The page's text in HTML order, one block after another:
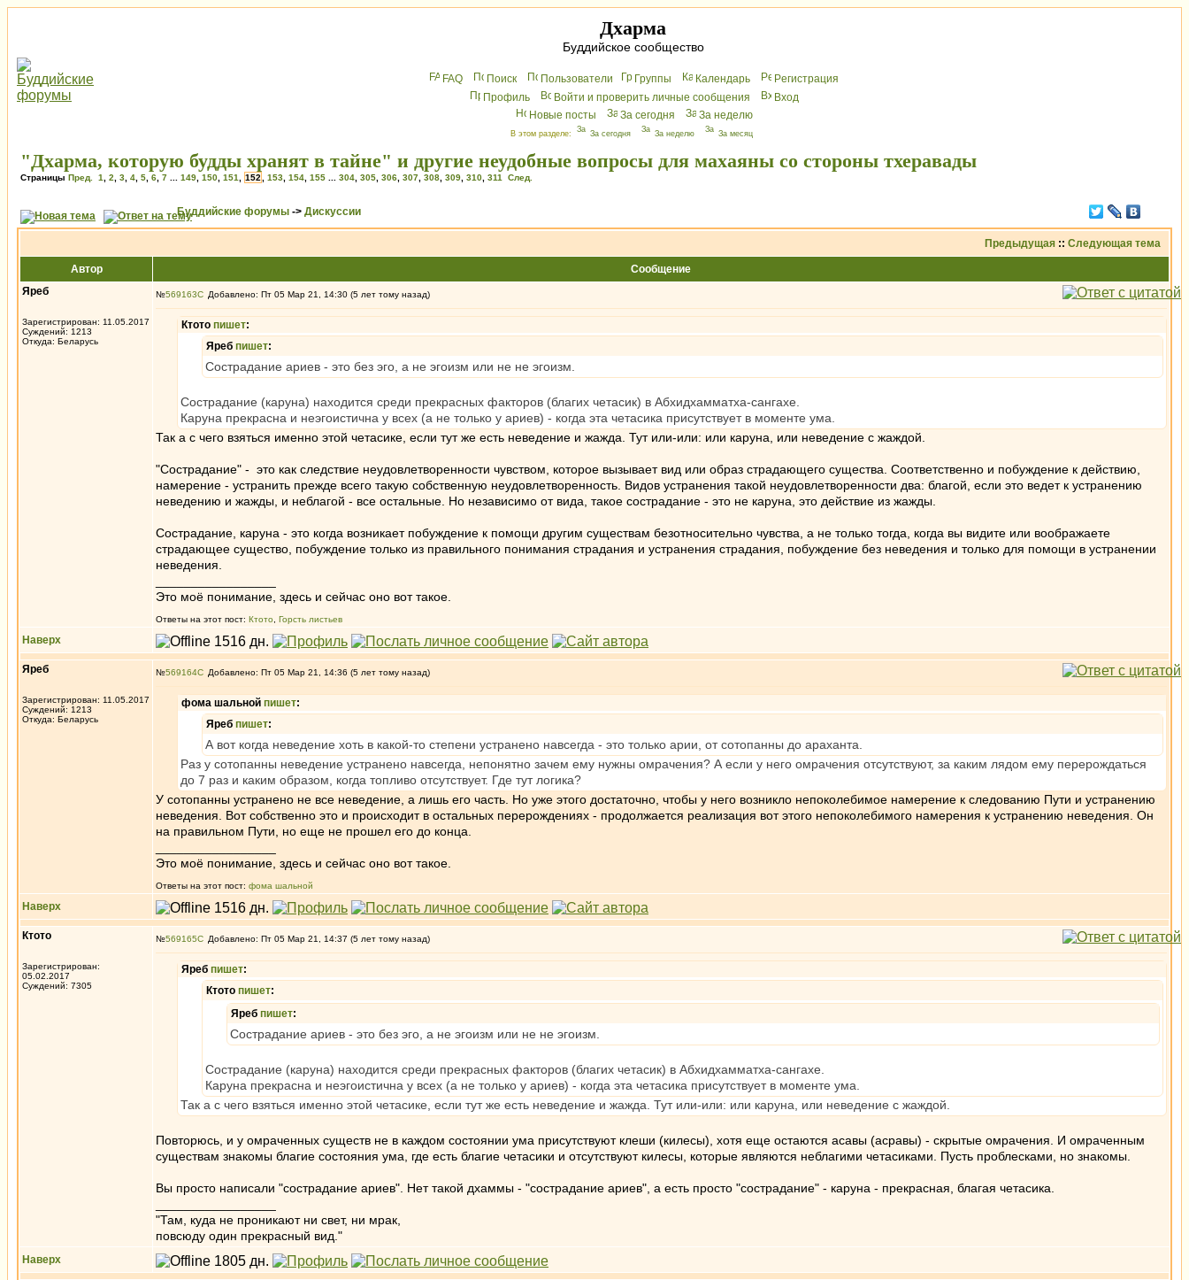
Дхарма
Буддийское сообщество
FAQ Поиск Пользователи Группы Календарь
Peгиcтрaция
Профиль
Войти и проверить личные сообщения
Вхoд
Новые посты
За сегодня За неделю
В этом разделе: За сегодня За неделю За месяц
"Дхарма, которую будды хранят в тайне" и другие неудобные вопросы для махаяны со стороны тхеравады
Страницы Пред. 1 2 3 4 5 6 7 149 150 151 152 153 154 155 304 305 306 307 308 309 310 311 След.
Буддийские форумы -> Дискуссии
Предыдущая :: Следующая тема
Автор
Сообщение
Яреб
Зарегистрирован: 11.05.2017
Суждений: 1213
Откуда: Беларусь
№569163 Добавлено: Пт 05 Мар 21, 14:30 (5 лет тому назад)
Ктото пишет:
Яреб пишет:
Сострадание ариев - это без эго, а не эгоизм или не не эгоизм.
Сострадание (каруна) находится среди прекрасных факторов (благих четасик) в Абхидхамматха-сангахе.
Каруна прекрасна и неэгоистична у всех (а не только у ариев) - когда эта четасика присутствует в моменте ума.
Так а с чего взяться именно этой четасике, если тут же есть неведение и жажда. Тут или-или: или каруна, или неведение с жаждой.
"Сострадание" - это как следствие неудовлетворенности чувством, которое вызывает вид или образ страдающего существа. Соответственно и побуждение к действию,
намерение - устранить прежде всего такую собственную неудовлетворенность. Видов устранения такой неудовлетворенности два: благой, если это ведет к устранению
неведению и жажды, и неблагой - все остальные. Но независимо от вида, такое сострадание - это не каруна, это действие из жажды.
Сострадание, каруна - это когда возникает побуждение к помощи другим существам безотносительно чувства, а не только тогда, когда вы видите или воображаете
страдающее существо, побуждение только из правильного понимания страдания и устранения страдания, побуждение без неведения и только для помощи в устранении
неведения.
Это моё понимание, здесь и сейчас оно вот такое.
Ответы на этот пост: Ктото Горсть листьев
Наверх
Яреб
Зарегистрирован: 11.05.2017
Суждений: 1213
Откуда: Беларусь
№569164 Добавлено: Пт 05 Мар 21, 14:36 (5 лет тому назад)
фома шальной пишет:
Яреб пишет:
А вот когда неведение хоть в какой-то степени устранено навсегда - это только арии, от сотопанны до араханта.
Раз у сотопанны неведение устранено навсегда, непонятно зачем ему нужны омрачения? А если у него омрачения отсутствуют, за каким лядом ему перерождаться
до 7 раз и каким образом, когда топливо отсутствует. Где тут логика?
У сотопанны устранено не все неведение, а лишь его часть. Но уже этого достаточно, чтобы у него возникло непоколебимое намерение к следованию Пути и устранению
неведения. Вот собственно это и происходит в остальных перерождениях - продолжается реализация вот этого непоколебимого намерения к устранению неведения. Он
на правильном Пути, но еще не прошел его до конца.
Это моё понимание, здесь и сейчас оно вот такое.
Ответы на этот пост: фома шальной
Наверх
Ктото
Зарегистрирован:
05.02.2017
Суждений: 7305
№569165 Добавлено: Пт 05 Мар 21, 14:37 (5 лет тому назад)
Яреб пишет:
Ктото пишет:
Яреб пишет:
Сострадание ариев - это без эго, а не эгоизм или не не эгоизм.
Сострадание (каруна) находится среди прекрасных факторов (благих четасик) в Абхидхамматха-сангахе.
Каруна прекрасна и неэгоистична у всех (а не только у ариев) - когда эта четасика присутствует в моменте ума.
Так а с чего взяться именно этой четасике, если тут же есть неведение и жажда. Тут или-или: или каруна, или неведение с жаждой.
Повторюсь, и у омраченных существ не в каждом состоянии ума присутствуют клеши (килесы), хотя еще остаются асавы (асравы) - скрытые омрачения. И омраченным
существам знакомы благие состояния ума, где есть благие четасики и отсутствуют килесы, которые являются неблагими четасиками. Пусть проблесками, но знакомы.
Вы просто написали "сострадание ариев". Нет такой дхаммы - "сострадание ариев", а есть просто "сострадание" - каруна - прекрасная, благая четасика.
"Там, куда не проникают ни свет, ни мрак,
повсюду один прекрасный вид."
Наверх